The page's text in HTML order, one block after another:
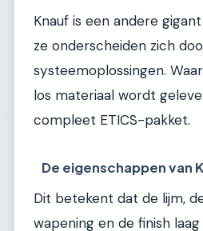
Knauf is een andere
ze onderscheiden zich
systeemoplossingen.
los materiaal wordt
compleet ETICS-pakket.
De eigenschappen van
Dit betekent dat de lijm,
wapening en de finish